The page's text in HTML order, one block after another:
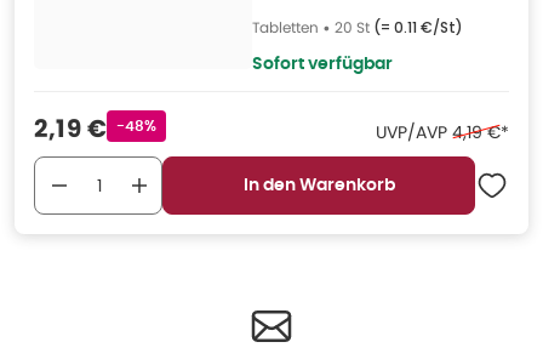
Tabletten • 20 St (= 0.11 €/St)
Sofort verfügbar
Verkaufspreis
2,19 €Rabattstempel
-48% UVP/AVP 4,19 €*
In den Warenkorb